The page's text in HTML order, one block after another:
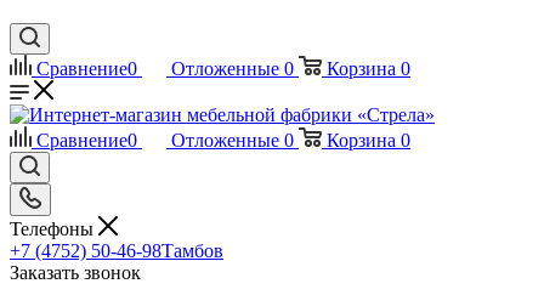
Сравнение0 Отложенные 0 Корзина 0
Сравнение0 Отложенные 0 Корзина 0
Телефоны
+7 (4752) 50-46-98Тамбов
Заказать звонок